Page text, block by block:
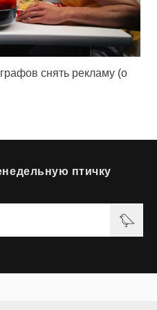
снять рекламу (о
птичку